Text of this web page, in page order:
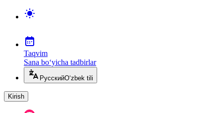
Taqvim
Sana bo‘yicha tadbirlar
РусскийO‘zbek tili
Kirish